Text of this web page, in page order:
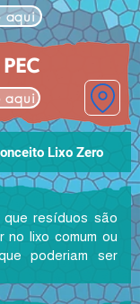
aqui
aqui
Lixo Zero
resíduos são
no lixo comum ou
poderiam ser